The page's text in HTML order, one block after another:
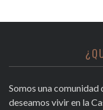
Somos una comunidad
deseamos vivir en la